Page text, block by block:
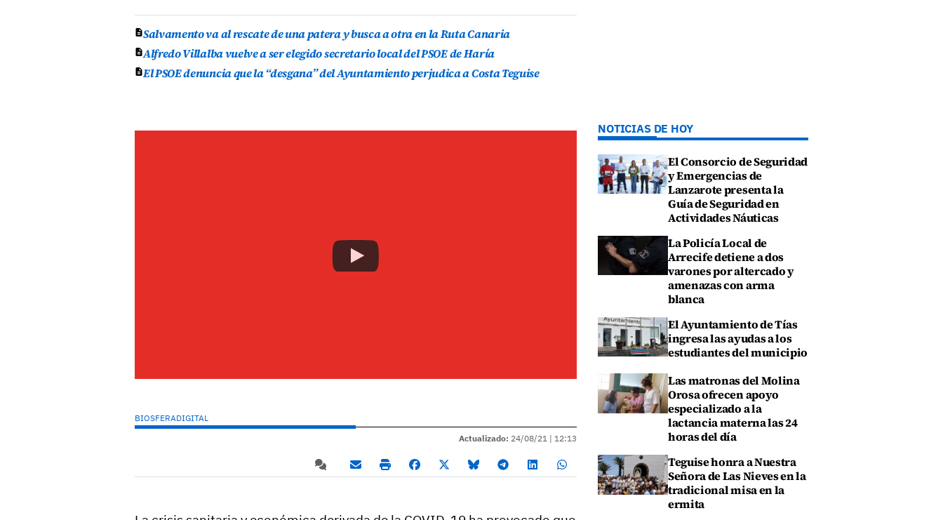
Salvamento va al rescate de una patera y busca a otra en la Ruta Canaria
Alfredo Villalba vuelve a ser elegido secretario local del PSOE de Haría
El PSOE denuncia que la “desgana” del Ayuntamiento perjudica a Costa Teguise
BIOSFERADIGITAL
Actualizado: 24/08/21 | 12:13
NOTICIAS DE HOY
El Consorcio de Seguridad
y Emergencias de
Lanzarote presenta la
Guía de Seguridad en
Actividades Náuticas
La Policía Local de
Arrecife detiene a dos
varones por altercado y
amenazas con arma
blanca
El Ayuntamiento de Tías
ingresa las ayudas a los
estudiantes del municipio
Las matronas del Molina
Orosa ofrecen apoyo
especializado a la
lactancia materna las 24
horas del día
Teguise honra a Nuestra
Señora de Las Nieves en la
tradicional misa en la
ermita